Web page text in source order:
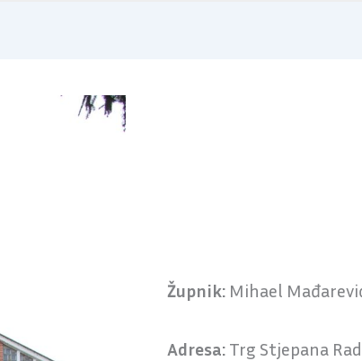
Župnik: Mihael
Adresa: Trg Stjepana